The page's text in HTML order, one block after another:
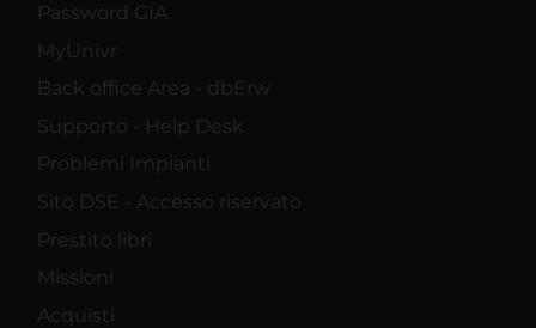
Password GIA
MyUnivr
Back office Area - dbErw
Supporto - Help Desk
Problemi Impianti
Sito DSE - Accesso riservato
Prestito libri
Missioni
Acquisti